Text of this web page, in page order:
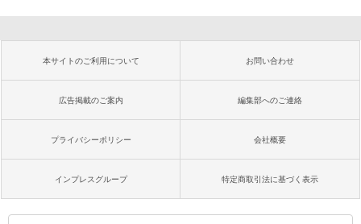
本サイトのご利用について お問い合わせ
広告掲載のご案内 編集部へのご連絡
プライバシーポリシー 会社概要
インプレスグループ 特定商取引法に基づく表示